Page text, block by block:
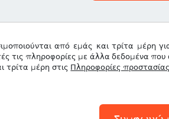
από εμάς και τρίτα μέρη
τις πληροφορίες με άλλα δεδομένα που
τρίτα μέρη στις Πληροφορίες